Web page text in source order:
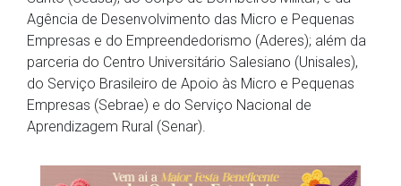
Agência de Desenvolvimento das Micro e Pequenas
Empresas e do Empreendedorismo (Aderes); além da
parceria do Centro Universitário Salesiano (Unisales),
do Serviço Brasileiro de Apoio às Micro e Pequenas
Empresas (Sebrae) e do Serviço Nacional de
Aprendizagem Rural (Senar).